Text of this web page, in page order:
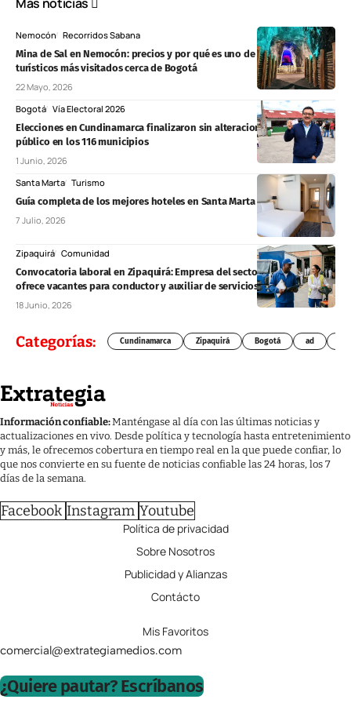
Nemocón Recorridos Sabana
Mina de Sal en Nemocón: precios y por qué es uno de los destinos
turísticos más visitados cerca de Bogotá
22 Mayo, 2026
Bogotá Vía Electoral 2026
Elecciones en Cundinamarca finalizaron sin alteraciones al orden
público en los 116 municipios
1 Junio, 2026
Santa Marta Turismo
Guía completa de los mejores hoteles en Santa Marta
7 Julio, 2026
Zipaquirá Comunidad
Convocatoria laboral en Zipaquirá: Empresa del sector productivo
ofrece vacantes para conductor y auxiliar de servicios generales
18 Junio, 2026
Categorías: Cundinamarca Zipaquirá Bogotá ad
Información confiable:Manténgase al día con las últimas noticias y
actualizaciones en vivo. Desde política y tecnología hasta entretenimiento
y más, le ofrecemos cobertura en tiempo real en la que puede confiar, lo
que nos convierte en su fuente de noticias confiable las 24 horas, los 7
días de la semana.
Facebook Instagram Youtube
Política de privacidad
Sobre Nosotros
Publicidad y Alianzas
Contácto
Mis Favoritos
comercial@extrategiamedios.com
¿Quiere pautar? Escríbanos